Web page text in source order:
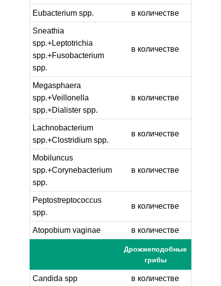
Eubacterium spp. в количестве
Sneathia
spp.+Leptotrichia
spp.+Fusobacterium
spp.
в количестве
Megasphaera
spp.+Veillonella
spp.+Dialister spp.
в количестве
Lachnobacterium
spp.+Clostridium spp.
в количестве
Mobiluncus
spp.+Corynebacterium
spp.
в количестве
Peptostreptococcus
spp.
в количестве
Atopobium vaginae в количестве
Дрожжеподобные
грибы
Candida spp в количестве